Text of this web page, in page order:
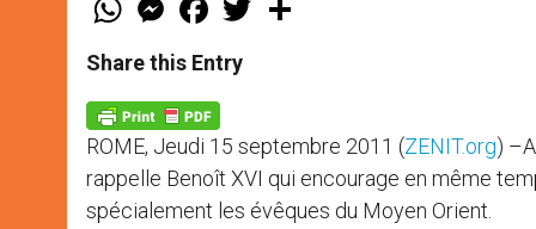
t
s
p
p
e
s
e
g
e
r
a
e
b
k
w
Share this Entry
ROME, Jeudi 15 septembre 2011 (ZENIT.org)
rappelle Benoît XVI qui encourage en même
spécialement les évêques du Moyen Orient.